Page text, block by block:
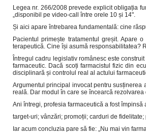
Legea nr. 266/2008 prevede explicit obligația
„disponibil pe video-call între orele 10 și 14".
Și aici apare întrebarea fundamentală: cine
Pacientul primește tratamentul greșit. Apare
terapeutică. Cine își asumă responsabilitatea?
Întregul cadru legislativ românesc este
farmaceutic. Dacă scoți farmacistul fizic din
disciplinară și controlul real al actului
Argumentul principal invocat pentru
reală. Dar modul în care se încearcă
Ani întregi, profesia farmaceutică a fost
target-uri; vânzări; promoții; carduri de
Iar acum concluzia pare să fie: „Nu mai vin